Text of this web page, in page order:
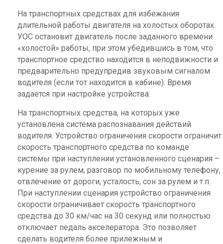
На транспортных средствах для избежания
длительной работы двигателя на холостых оборотах.
УОС остановит двигатель после заданного времени
«холостой» работы, при этом убедившись в том, что
транспортное средство находится в неподвижности и
предварительно предупредив звуковым сигналом
водителя (если тот находится в кабине). Время
задается при настройке устройства.
На транспортных средства, на которых уже
установлена система распознавания действий
водителя. Устройство ограничения скорости ограничит
скорость транспортного средства по команде
системы при наступлении установленного сценария –
курение за рулем, разговор по мобильному телефону,
отвлечение от дороги, усталость, сон за рулем и т.п.
При наступлении сценария устройство ограничения
скорости ограничивает скорость транспортного
средства до 30 км/час на 30 секунд или полностью
отключает педаль акселератора. Это позволяет
сделать водителя более прилежным и